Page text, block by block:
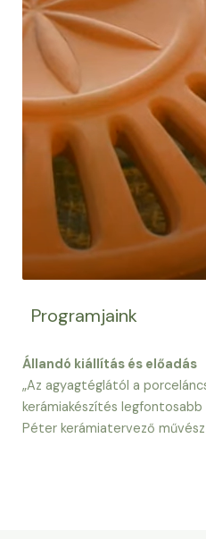
Programjaink
Állandó kiállítás és előadás
„Az agyagtéglától a
kerámiakészítés
Péter kerámiatervező